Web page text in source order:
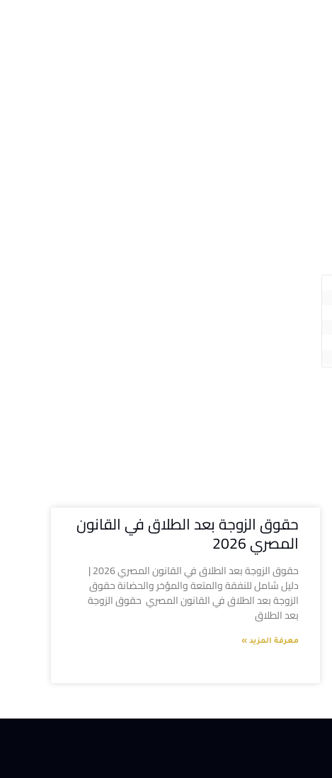
حقوق الزوجة بعد الطلاق في القانون
المصري 2026
حقوق الزوجة بعد الطلاق في القانون المصري 2026 |
دليل شامل للنفقة والمتعة والمؤخر والحضانة حقوق
الزوجة بعد الطلاق في القانون المصري حقوق الزوجة
بعد الطلاق
معرفة المزيد »